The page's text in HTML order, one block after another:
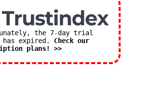
the 7-day trial
has expired. Check our
plans! >>